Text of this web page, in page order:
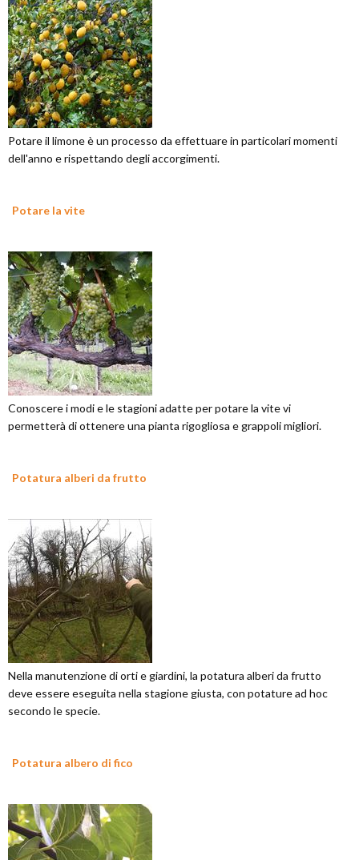
Potare il limone è un processo da effettuare in particolari momenti
dell'anno e rispettando degli accorgimenti.
Potare la vite
Conoscere i modi e le stagioni adatte per potare la vite vi
permetterà di ottenere una pianta rigogliosa e grappoli migliori.
Potatura alberi da frutto
Nella manutenzione di orti e giardini, la potatura alberi da frutto
deve essere eseguita nella stagione giusta, con potature ad hoc
secondo le specie.
Potatura albero di fico